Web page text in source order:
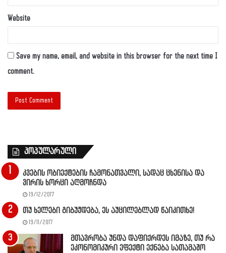
Website
Save my name, email, and website in this browser for the next time I
comment.
პოპულარული
კვების ობიექტების ჩამონათვალი, სადაც ცხენისა და
ვირის ხორცი აღმოჩნდა
19/12/2017
თუ ხელები გიბუჟდება, ეს აუცილებლად წაიკითხე!
19/11/2017
მთავრობა უნდა დაფიქრდეს იმაზე, თუ რა
ეკონომიკური ეფექტი ექნება სათამაშო